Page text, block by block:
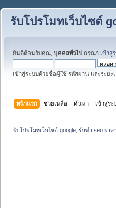
รับโปรโมทเว็บไซต์
ยินดีต้อนรับคุณ, บุคคลทั่วไป กรุณา เข้าสู่
เข้าสู่ระบบด้วยชื่อผู้ใช้ รหัสผ่าน และระยะ
หน้าแรก ช่วยเหลือ ค้นหา เข้าสู่ระ
รับโปรโมทเว็บไซต์ google, รับทำ seo ราค